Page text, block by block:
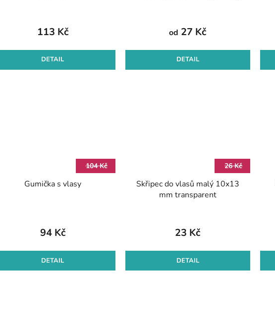
113 Kč
DETAIL
od 27 Kč
DETAIL
104 Kč
Gumička s vlasy
94 Kč
DETAIL
26 Kč
Skřipec do vlasů malý 10x13
mm transparent
23 Kč
DETAIL